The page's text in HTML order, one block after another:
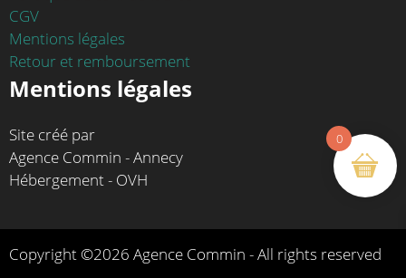
CGV
Mentions légales
Retour et remboursement
Mentions légales
Site créé par
Agence Commin - Annecy
Hébergement - OVH
Copyright ©2026 Agence Commin - All rights reserved
0